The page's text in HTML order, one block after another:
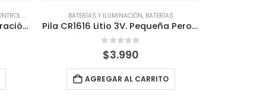
REMOTO BATERÍAS
Pila CR1632 3V Litio Larga Duración Control Llave Reloj
BATERÍAS Y ILUMINACIÓN, BATERÍAS
Pila CR1616 Litio 3V. Pequeña Pero Poderosa: ¡La Energía Que No Te Falla!
0out of 5
$3.990
AGREGAR AL CARRITO